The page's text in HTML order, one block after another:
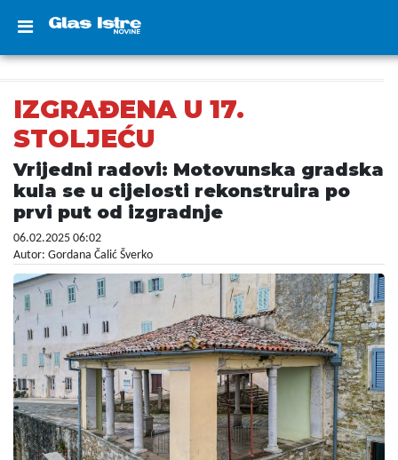
IZGRAĐENA U 17.
STOLJEĆU
Vrijedni radovi: Motovunska gradska
kula se u cijelosti rekonstruira po
prvi put od izgradnje
06.02.2025 06:02
Autor: Gordana Čalić Šverko